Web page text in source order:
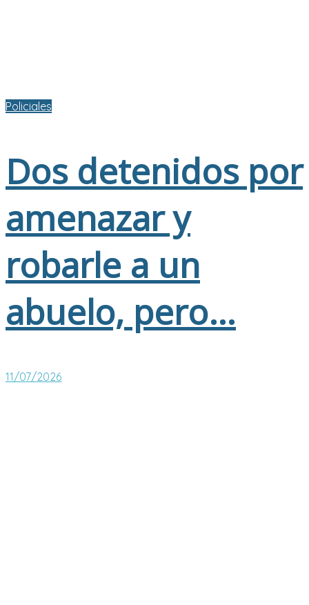
Policiales
Dos detenidos por
amenazar y
robarle a un
abuelo, pero…
11/07/2026